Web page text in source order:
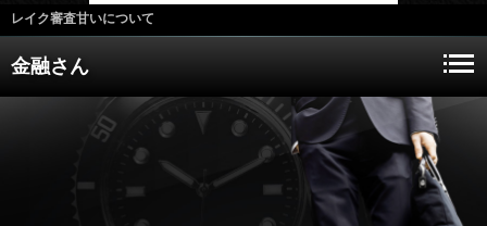
レイク審査甘いについて
金融さん